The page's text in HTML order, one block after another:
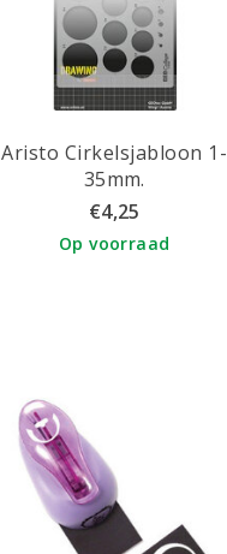
Aristo Cirkelsjabloon 1-
35mm.
€4,25
Op voorraad